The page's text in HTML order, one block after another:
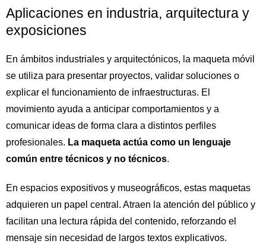
Aplicaciones en industria, arquitectura y
exposiciones
En ámbitos industriales y arquitectónicos, la maqueta móvil
se utiliza para presentar proyectos, validar soluciones o
explicar el funcionamiento de infraestructuras. El
movimiento ayuda a anticipar comportamientos y a
comunicar ideas de forma clara a distintos perfiles
profesionales. La maqueta actúa como un lenguaje
común entre técnicos y no técnicos.
En espacios expositivos y museográficos, estas maquetas
adquieren un papel central. Atraen la atención del público y
facilitan una lectura rápida del contenido, reforzando el
mensaje sin necesidad de largos textos explicativos.